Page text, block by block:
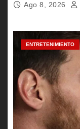
Ago 8, 2026
ENTRETENIMIENTO